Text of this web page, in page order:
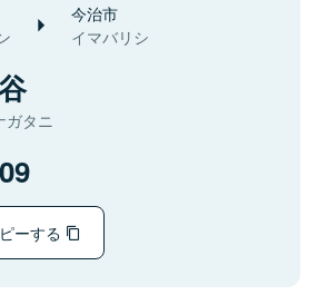
今治市
イマバリシ
ガタニ
ーする